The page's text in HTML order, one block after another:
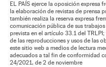
EL PAÍS ejerce la oposición expresa
la elaboración de revistas de prensa
también realiza la reserva expresa
comunicación pública de sus
prevista en el artículo 33.1 del TRLPI;
de las reproducciones y usos de las
este sitio web a medios de lectura
adecuados a tal fin de conformidad
24/2021, de 2 de noviembre